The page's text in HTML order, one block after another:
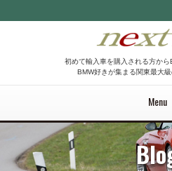
初めて輸入車を購入される方か
BMW好きが集まる関東最大
Menu